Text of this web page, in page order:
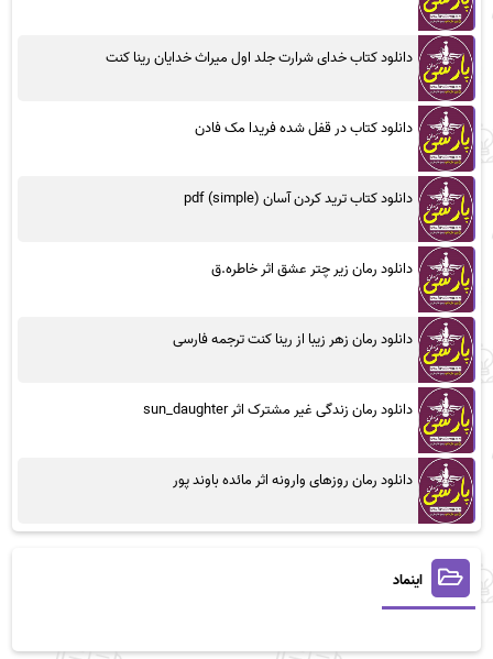
دانلود کتاب خدای شرارت جلد اول میراث خدایان رینا کنت
دانلود کتاب در قفل شده فریدا مک فادن
دانلود کتاب ترید کردن آسان (simple) pdf
دانلود رمان زیر چتر عشق اثر خاطره.ق
دانلود رمان زهر زیبا از رینا کنت ترجمه فارسی
دانلود رمان زندگی غیر مشترک اثر sun_daughter
دانلود رمان روزهای وارونه اثر مائده باوند پور
اینماد